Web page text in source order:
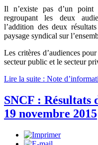
Il n’existe pas d’un point
regroupant les deux
l’addition des deux
paysage syndical sur
Les critères d’audiences
secteur public et le secteur
Lire la suite : Note
SNCF : Résultats
19 novembre 2015